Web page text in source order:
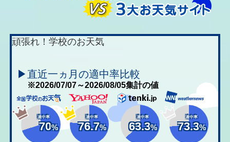
頑張れ！学校のお天気
▶直近一ヵ月の適中率比較
※2026/07/07～2026/08/05集計の値
適中率
70%
適中率
76.7%
適中率
63.3%
適中率
73.3%